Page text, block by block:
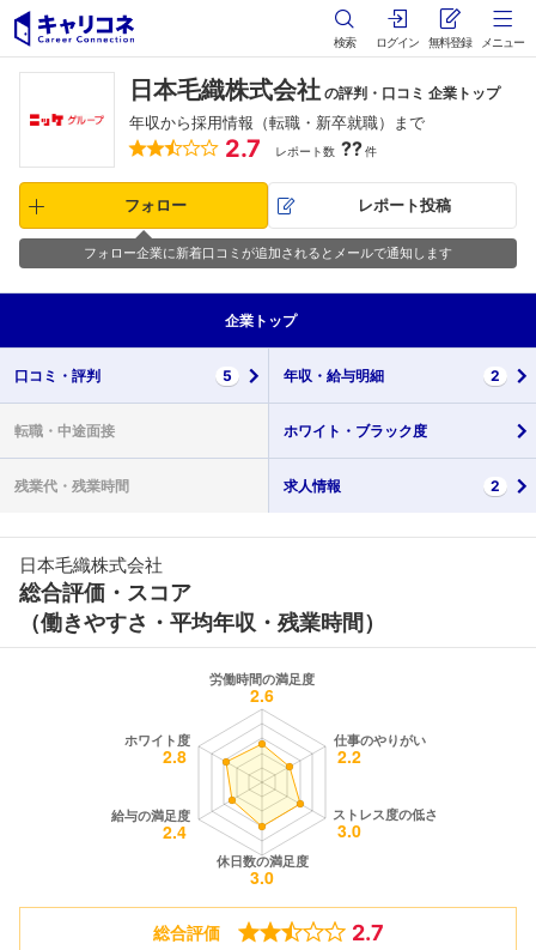
検索 ログイン 無料登録 メニュー
日本毛織株式会社 の評判・口コミ 企業トップ
年収から採用情報（転職・新卒就職）まで
2.7 レポート数 ??件
フォロー レポート投稿
フォロー企業に新着口コミが追加されるとメールで通知します
企業 トップ
口コミ・ 評判 5 年収・ 給与明細 2
転職・ 中途面接 ホワイト・ ブラック度
残業代・ 残業時間 求人情報 2
日本毛織株式会社
総合評価・スコア
（働きやすさ・平均年収・残業時間）
総合評価 2.7